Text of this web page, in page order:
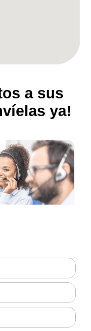
a sus
ya!